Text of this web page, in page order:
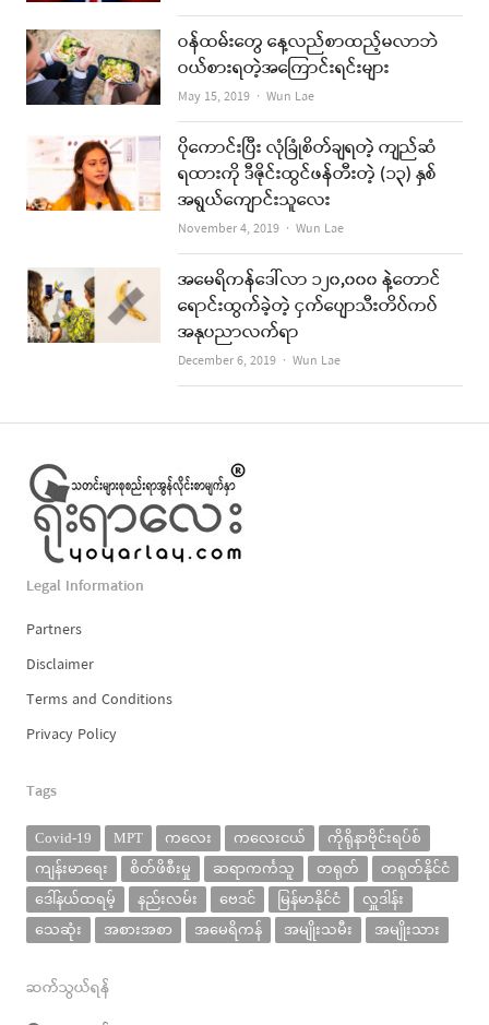
ဝန်ထမ်းတွေ နေ့လည်စာထည့်မလာဘဲ
ဝယ်စားရတဲ့အကြောင်းရင်းများ
May 15, 2019 Author
Wun Lae
ပိုကောင်းပြီး လုံခြုံစိတ်ချရတဲ့ ကျည်ဆံ
ရထားကို ဒီဇိုင်းထွင်ဖန်တီးတဲ့ (၁၃) နှစ်
အရွယ်ကျောင်းသူလေး
November 4, 2019 Author
Wun Lae
အမေရိကန်ဒေါ်လာ ၁၂၀,၀၀၀ နဲ့တောင်
ရောင်းထွက်ခဲ့တဲ့ ငှက်ပျောသီးတိပ်ကပ်
အနုပညာလက်ရာ
December 6, 2019 Author
Wun Lae
Legal Information
Partners
Disclaimer
Terms and Conditions
Privacy Policy
Tags
Covid-19 MPT ကလေး ကလေးငယ်
ကိုရိုနာဗိုင်းရပ်စ်
ကျန်းမာရေး
စိတ်ဖိစီးမှု ဆရာကင်္ကသူ တရုတ်
တရုတ်နိုင်ငံ
ဒေါ်နယ်ထရမ့်
နည်းလမ်း ဗေဒင် မြန်မာနိုင်ငံ
လှူဒါန်း
သေဆုံး
အစားအစာ အမေရိကန် အမျိုးသမီး အမျိုးသား
ဆက်သွယ်ရန်